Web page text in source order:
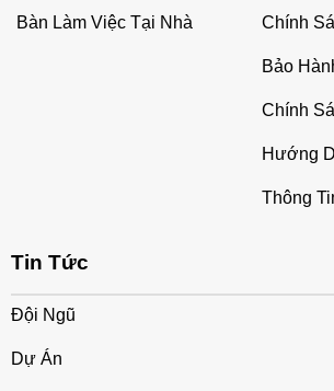
Bàn Làm Việc Tại Nhà Chính
Bảo
Chính
Hướng
Thông
Tin Tức
Đội Ngũ
Dự Án